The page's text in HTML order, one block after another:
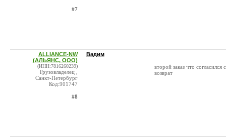
#7
ALLIANCE-NW
(АЛЬЯНС, ООО)
(ИНН:7816260239)
Грузовладелец ,
Санкт-Петербург
Код:901747
#8
Вадим
второй заказ что
возврат